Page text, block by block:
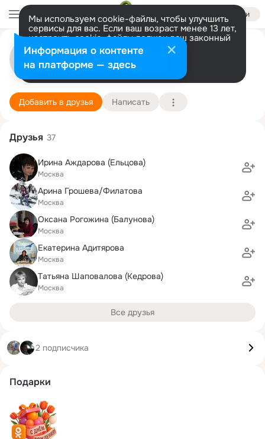
Войти
Мы используем cookie-файлы, чтобы улучшить
сервисы для вас. Если ваш возраст менее 13 лет,
настроить cookie-файлы должен ваш законный
представитель. Больше информации
Разрешить все Настроить
Наталья Новикова
Москва
16 марта (63 года)
Факультет финансы и кредитПодробнее
Добавить в друзья Написать
Друзья 37
Ирина Аждарова (Ельцова)
Москва
Арина Грошева/Филатова
Москва
Оксана Рогожина (Балунова)
Москва
Екатерина Адитярова
Москва
Tатьяна Шаповалова (Кедрова)
Москва
Все друзья
2 подписчика
Подарки
Информация о контенте
на платформе — здесь